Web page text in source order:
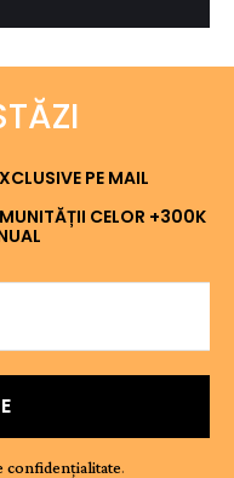
PE MAIL
CELOR +300K
confidențialitate.